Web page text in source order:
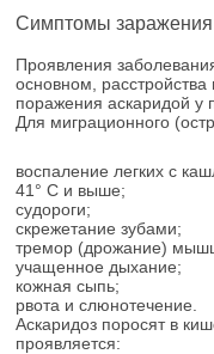
Симптомы заражения
Проявления
основном,
поражения аскаридой у
Для миграционного
воспаление легких с
41° С и выше;
судороги;
скрежетание зубами;
тремор (дрожание)
учащенное дыхание;
кожная сыпь;
рвота и слюнотечение.
Аскаридоз поросят в
проявляется: